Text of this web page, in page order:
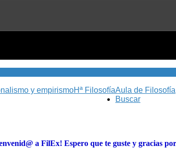
Aula de Filosofía
Hª Filosofía
y empirismo
Buscar
a FilEx! Espero que te guste y gracias